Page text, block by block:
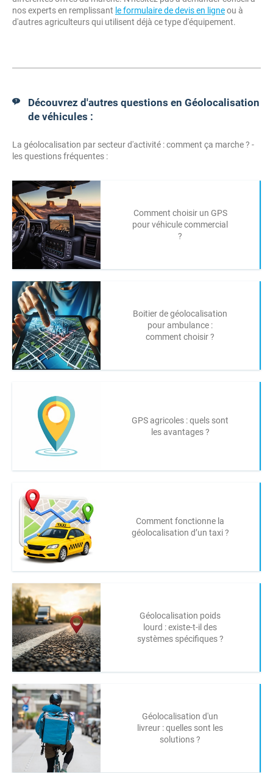
nos experts en remplissant le formulaire de devis en ligneou à
d'autres agriculteurs qui utilisent déjà ce type d'équipement.
Découvrez d'autres questions en Géolocalisation
de véhicules :
La géolocalisation par secteur d'activité : comment ça marche ? -
les questions fréquentes :
Comment choisir un GPS
pour véhicule commercial
?
Boitier de géolocalisation
pour ambulance :
comment choisir ?
GPS agricoles : quels sont
les avantages ?
Comment fonctionne la
géolocalisation d’un taxi ?
Géolocalisation poids
lourd : existe-t-il des
systèmes spécifiques ?
Géolocalisation d'un
livreur : quelles sont les
solutions ?